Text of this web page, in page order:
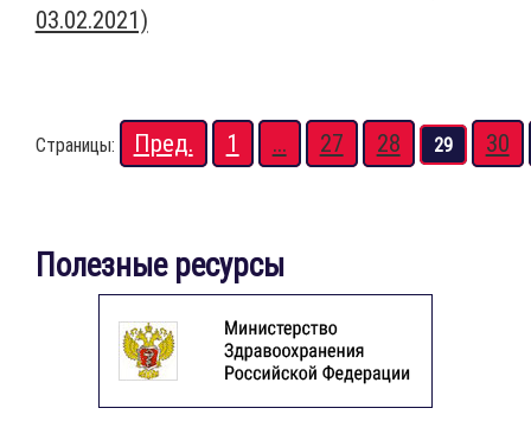
03.02.2021)
Страницы: Пред. 1 ... 27 28 29 30
Полезные ресурсы